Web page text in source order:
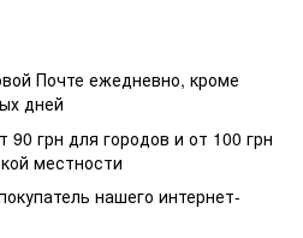
Почте ежедневно, кроме
дней
90 грн для городов и от 100 грн
местности
нашего интернет-